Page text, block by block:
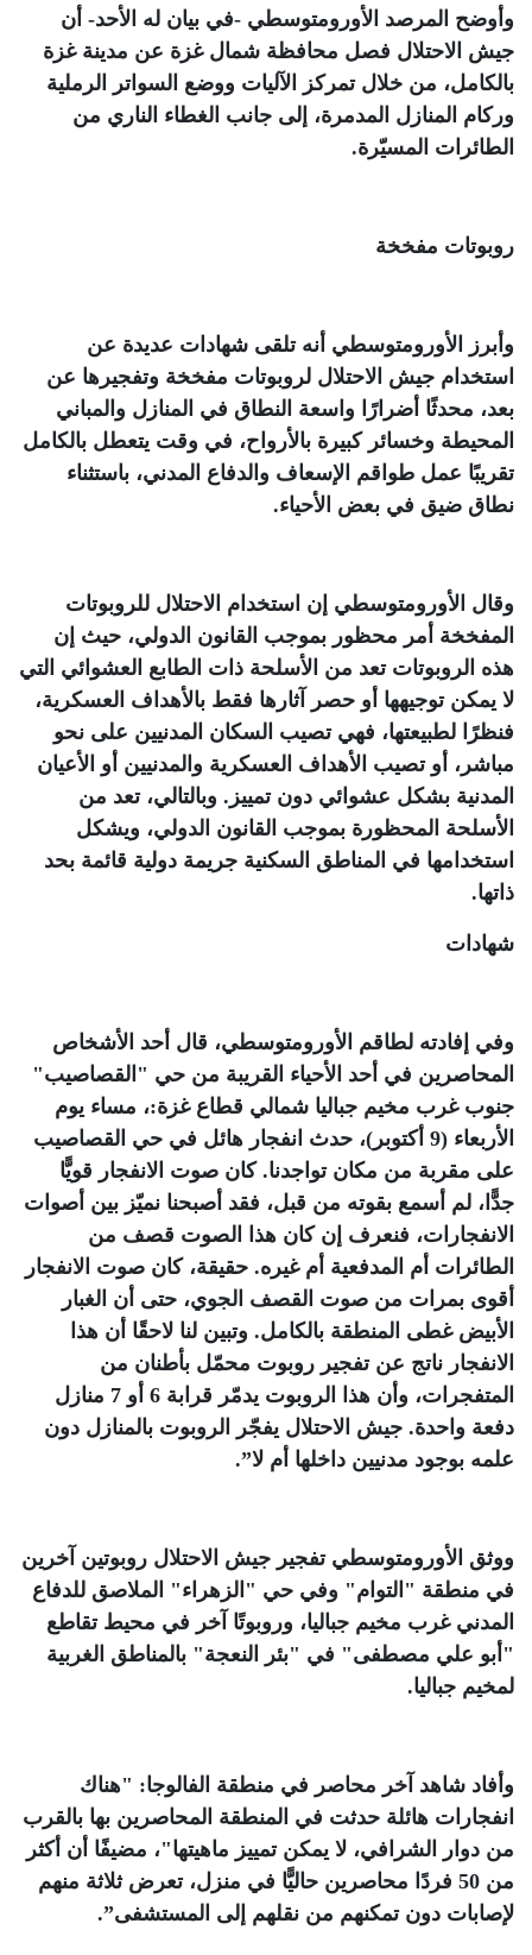
وأوضح المرصد الأورومتوسطي -في بيان له الأحد- أن
جيش الاحتلال فصل محافظة شمال غزة عن مدينة غزة
بالكامل، من خلال تمركز الآليات ووضع السواتر الرملية
وركام المنازل المدمرة، إلى جانب الغطاء الناري من
الطائرات المسيّرة.
روبوتات مفخخة
وأبرز الأورومتوسطي أنه تلقى شهادات عديدة عن
استخدام جيش الاحتلال لروبوتات مفخخة وتفجيرها عن
بعد، محدثًا أضرارًا واسعة النطاق في المنازل والمباني
المحيطة وخسائر كبيرة بالأرواح، في وقت يتعطل بالكامل
تقريبًا عمل طواقم الإسعاف والدفاع المدني، باستثناء
نطاق ضيق في بعض الأحياء.
وقال الأورومتوسطي إن استخدام الاحتلال للروبوتات
المفخخة أمر محظور بموجب القانون الدولي، حيث إن
هذه الروبوتات تعد من الأسلحة ذات الطابع العشوائي التي
لا يمكن توجيهها أو حصر آثارها فقط بالأهداف العسكرية،
فنظرًا لطبيعتها، فهي تصيب السكان المدنيين على نحو
مباشر، أو تصيب الأهداف العسكرية والمدنيين أو الأعيان
المدنية بشكل عشوائي دون تمييز. وبالتالي، تعد من
الأسلحة المحظورة بموجب القانون الدولي، ويشكل
استخدامها في المناطق السكنية جريمة دولية قائمة بحد
ذاتها.
شهادات
وفي إفادته لطاقم الأورومتوسطي، قال أحد الأشخاص
المحاصرين في أحد الأحياء القريبة من حي "القصاصيب"
جنوب غرب مخيم جباليا شمالي قطاع غزة:، مساء يوم
الأربعاء (9 أكتوبر)، حدث انفجار هائل في حي القصاصيب
على مقربة من مكان تواجدنا. كان صوت الانفجار قويًّا
جدًّا، لم أسمع بقوته من قبل، فقد أصبحنا نميّز بين أصوات
الانفجارات، فنعرف إن كان هذا الصوت قصف من
الطائرات أم المدفعية أم غيره. حقيقة، كان صوت الانفجار
أقوى بمرات من صوت القصف الجوي، حتى أن الغبار
الأبيض غطى المنطقة بالكامل. وتبين لنا لاحقًا أن هذا
الانفجار ناتج عن تفجير روبوت محمّل بأطنان من
المتفجرات، وأن هذا الروبوت يدمّر قرابة 6 أو 7 منازل
دفعة واحدة. جيش الاحتلال يفجّر الروبوت بالمنازل دون
علمه بوجود مدنيين داخلها أم لا.”
ووثق الأورومتوسطي تفجير جيش الاحتلال روبوتين آخرين
في منطقة "التوام" وفي حي "الزهراء" الملاصق للدفاع
المدني غرب مخيم جباليا، وروبوتًا آخر في محيط تقاطع
"أبو علي مصطفى" في "بئر النعجة" بالمناطق الغربية
لمخيم جباليا.
وأفاد شاهد آخر محاصر في منطقة الفالوجا: "هناك
انفجارات هائلة حدثت في المنطقة المحاصرين بها بالقرب
من دوار الشرافي، لا يمكن تمييز ماهيتها"، مضيفًا أن أكثر
من 50 فردًا محاصرين حاليًّا في منزل، تعرض ثلاثة منهم
لإصابات دون تمكنهم من نقلهم إلى المستشفى.”